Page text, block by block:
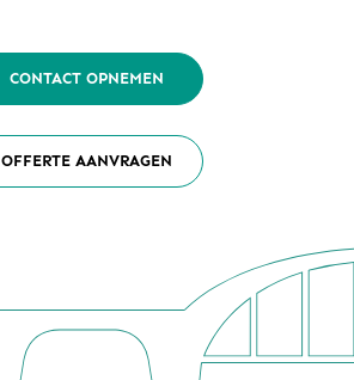
CONTACT OPNEMEN
OFFERTE AANVRAGEN